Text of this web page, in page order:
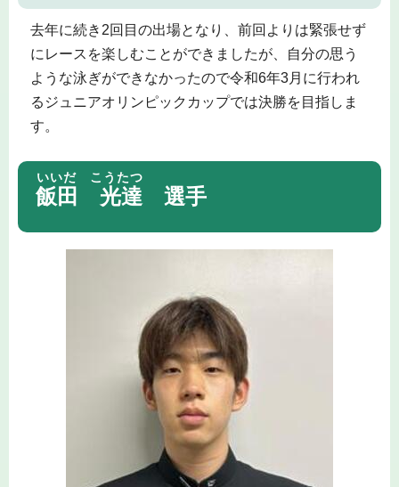
去年に続き2回目の出場となり、前回よりは緊張せず
にレースを楽しむことができましたが、自分の思う
ような泳ぎができなかったので令和6年3月に行われ
るジュニアオリンピックカップでは決勝を目指しま
す。
飯田 光達
いいだ こうたつ
選手